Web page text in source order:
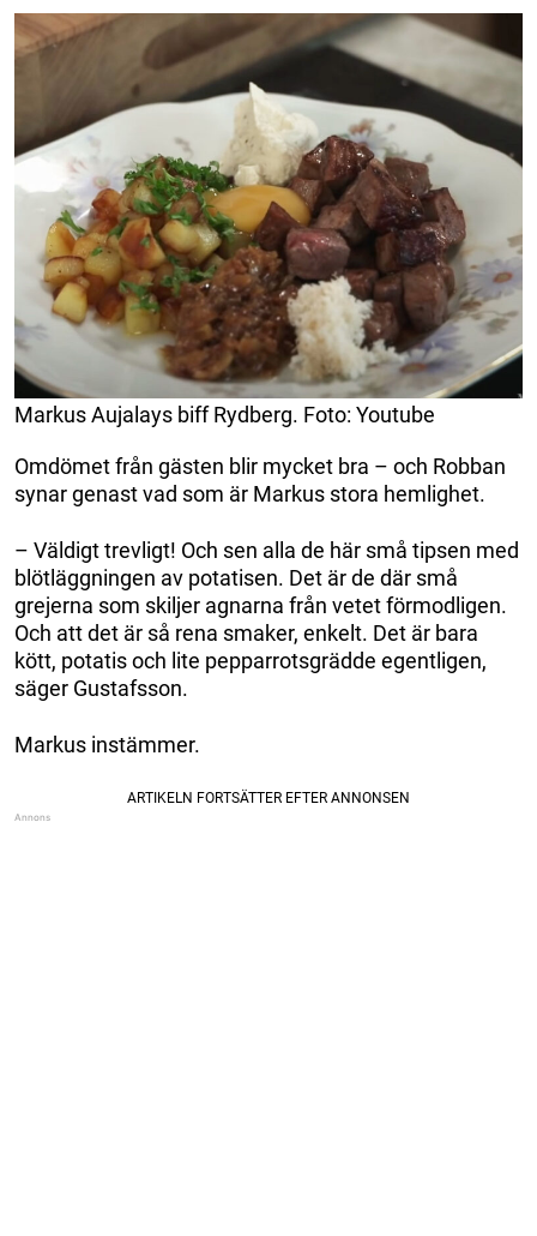
Markus Aujalays biff Rydberg. Foto: Youtube
Omdömet från gästen blir mycket bra – och Robban
synar genast vad som är Markus stora hemlighet.
– Väldigt trevligt! Och sen alla de här små tipsen med
blötläggningen av potatisen. Det är de där små
grejerna som skiljer agnarna från vetet förmodligen.
Och att det är så rena smaker, enkelt. Det är bara
kött, potatis och lite pepparrotsgrädde egentligen,
säger Gustafsson.
Markus instämmer.